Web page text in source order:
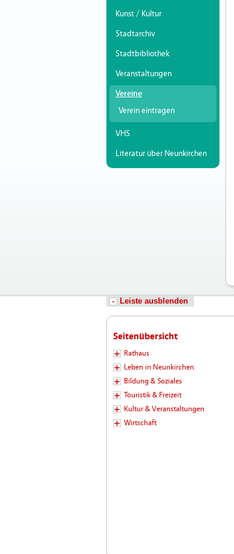
Kunst / Kultur
Stadtarchiv
Stadtbibliothek
Veranstaltungen
Vereine
Verein eintragen
VHS
Literatur über Neunkirchen
Leiste ausblenden
Seitenübersicht
Rathaus
Leben in Neunkirchen
Bildung & Soziales
Touristik & Freizeit
Kultur & Veranstaltungen
Wirtschaft